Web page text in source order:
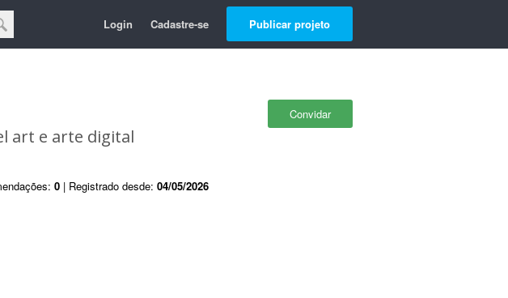
Login Cadastre-se Publicar projeto
Convidar
art e arte digital
0 | Registrado desde: 04/05/2026